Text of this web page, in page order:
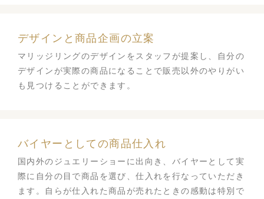
デザインと商品企画の立案
マリッジリングのデザインをスタッフが提案し、自分の
デザインが実際の商品になることで販売以外のやりがい
も見つけることができます。
バイヤーとしての商品仕入れ
国内外のジュエリーショーに出向き、バイヤーとして実
際に自分の目で商品を選び、仕入れを行なっていただき
ます。自らが仕入れた商品が売れたときの感動は特別で